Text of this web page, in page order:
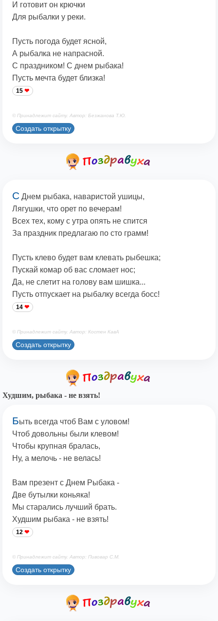
И готовит он крючки
Для рыбалки у реки.
Пусть погода будет ясной,
А рыбалка не напрасной.
С праздником! С днем рыбака!
Пусть мечта будет близка!
15
© Принадлежит сайту. Автор: Безжанова Т.Ю.
Создать открытку
С Днем рыбака, наваристой ушицы,
Лягушки, что орет по вечерам!
Всех тех, кому с утра опять не спится
За праздник предлагаю по сто грамм!
Пусть клево будет вам клевать рыбешка;
Пускай комар об вас сломает нос;
Да, не слетит на голову вам шишка...
Пусть отпускает на рыбалку всегда босс!
14
© Принадлежит сайту. Автор: Костен КавА
Создать открытку
Худшим, рыбака - не взять!
Быть всегда чтоб Вам с уловом!
Чтоб довольны были клевом!
Чтобы крупная бралась,
Ну, а мелочь - не велась!
Вам презент с Днем Рыбака -
Две бутылки коньяка!
Мы старались лучший брать.
Худшим рыбака - не взять!
12
© Принадлежит сайту. Автор: Пивовар С.М.
Создать открытку